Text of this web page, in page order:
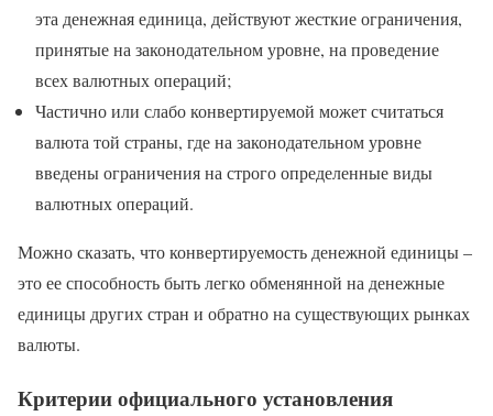
эта денежная единица, действуют жесткие ограничения,
принятые на законодательном уровне, на проведение
всех валютных операций;
Частично или слабо конвертируемой может считаться
валюта той страны, где на законодательном уровне
введены ограничения на строго определенные виды
валютных операций.
Можно сказать, что конвертируемость денежной единицы –
это ее способность быть легко обменянной на денежные
единицы других стран и обратно на существующих рынках
валюты.
Критерии официального установления